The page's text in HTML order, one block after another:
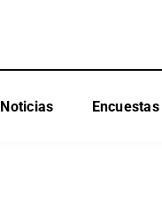
Noticias Encuestas